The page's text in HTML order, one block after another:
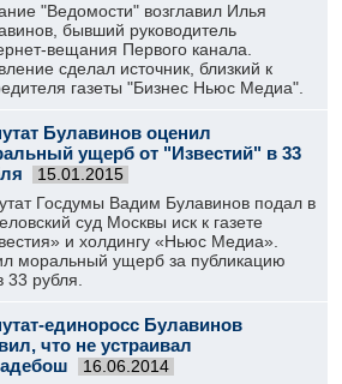
"Ведомости" возглавил Илья
бывший руководитель
вещания Первого канала.
сделал источник, близкий к
газеты "Бизнес Ньюс Медиа".
Булавинов оценил
ущерб от "Известий" в 33
15.01.2015
Госдумы Вадим Булавинов подал в
суд Москвы иск к газете
и холдингу «Ньюс Медиа».
моральный ущерб за публикацию
рубля.
единоросс Булавинов
что не устраивал
16.06.2014